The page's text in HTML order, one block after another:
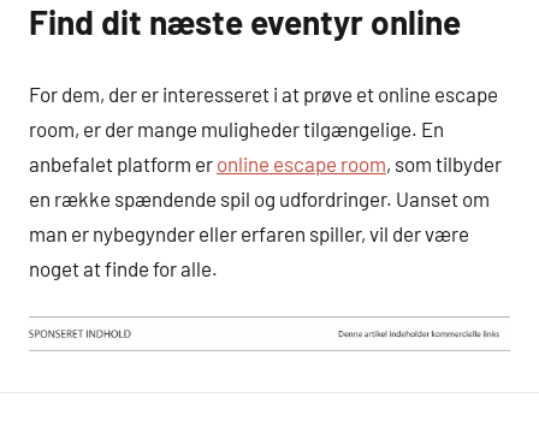
Find dit næste eventyr online
For dem, der er interesseret i at prøve et online escape
room, er der mange muligheder tilgængelige. En
anbefalet platform er online escape room, som tilbyder
en række spændende spil og udfordringer. Uanset om
man er nybegynder eller erfaren spiller, vil der være
noget at finde for alle.